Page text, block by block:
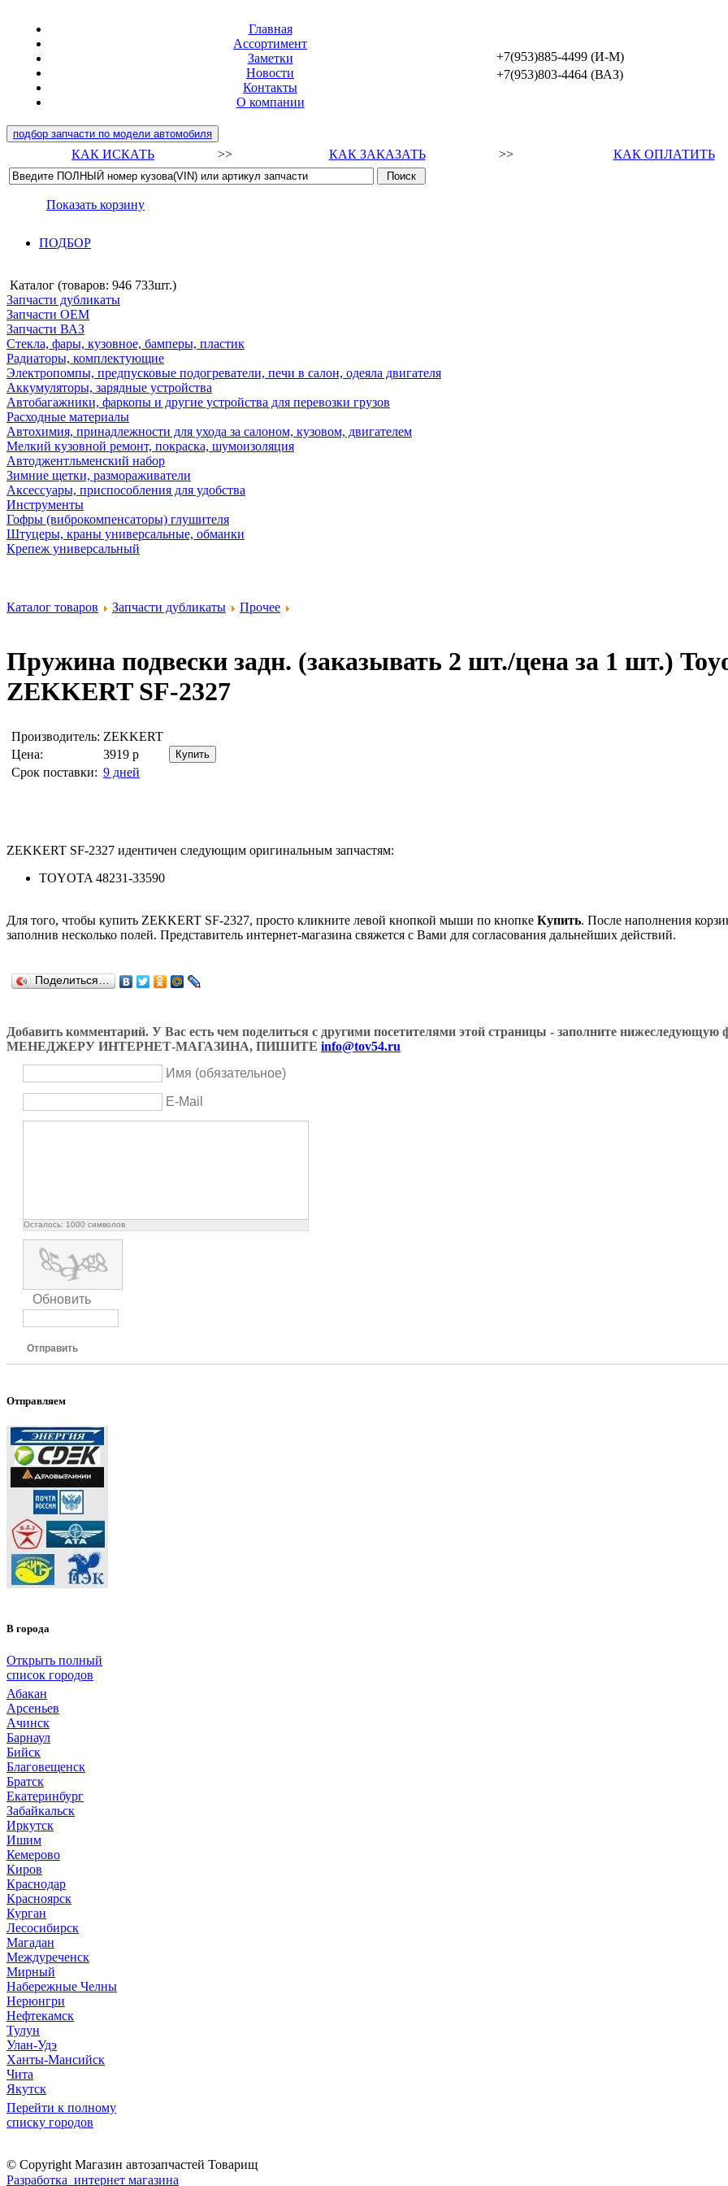
Главная
Ассортимент
Заметки
Новости
Контакты
О компании
+7(953)885-4499 (И-М)
+7(953)803-4464 (ВАЗ)
подбор запчасти по модели автомобиля
КАК ИСКАТЬ >> КАК ЗАКАЗАТЬ >> КАК ОПЛАТИТЬ
Показать корзину
ПОДБОР
Каталог (товаров: 946 733шт.)
Запчасти дубликаты
Запчасти ОЕМ
Запчасти ВАЗ
Стекла, фары, кузовное, бамперы, пластик
Радиаторы, комплектующие
Электропомпы, предпусковые подогреватели, печи в салон, одеяла двигателя
Аккумуляторы, зарядные устройства
Автобагажники, фаркопы и другие устройства для перевозки грузов
Расходные материалы
Автохимия, принадлежности для ухода за салоном, кузовом, двигателем
Мелкий кузовной ремонт, покраска, шумоизоляция
Автоджентльменский набор
Зимние щетки, размораживатели
Аксессуары, приспособления для удобства
Инструменты
Гофры (виброкомпенсаторы) глушителя
Штуцеры, краны универсальные, обманки
Крепеж универсальный
Каталог товаров Запчасти дубликаты Прочее
Пружина подвески задн. (заказывать 2 шт./цена за 1 шт.)
ZEKKERT SF-2327
Производитель: ZEKKERT
Цена:
3919 р
Срок поставки: 9 дней
ZEKKERT SF-2327 идентичен следующим оригинальным запчастям:
TOYOTA 48231-33590
Для того, чтобы купить ZEKKERT SF-2327, просто кликните левой кнопкой мыши по кнопке Купить. После наполнения
заполнив несколько полей. Представитель интернет-магазина свяжется с Вами для согласования дальнейших действий.
Поделиться…
Добавить комментарий. У Вас есть чем поделиться с другими посетителями этой страницы - заполните
МЕНЕДЖЕРУ ИНТЕРНЕТ-МАГАЗИНА, ПИШИТЕ info@tov54.ru
Имя (обязательное)
E-Mail
Осталось: 1000 символов
Обновить
Отправить
Отправляем
В города
Открыть полный
список городов
Абакан
Арсеньев
Ачинск
Барнаул
Бийск
Благовещенск
Братск
Екатеринбург
Забайкальск
Иркутск
Ишим
Кемерово
Киров
Краснодар
Красноярск
Курган
Лесосибирск
Магадан
Междуреченск
Мирный
Набережные Челны
Нерюнгри
Нефтекамск
Тулун
Улан-Удэ
Ханты-Мансийск
Чита
Якутск
Перейти к полному
списку городов
© Copyright Магазин автозапчастей Товарищ
Разработка интернет магазина